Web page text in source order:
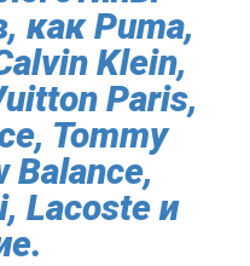
как Puma,
Klein,
Paris,
Tommy
Balance,
Lacoste и